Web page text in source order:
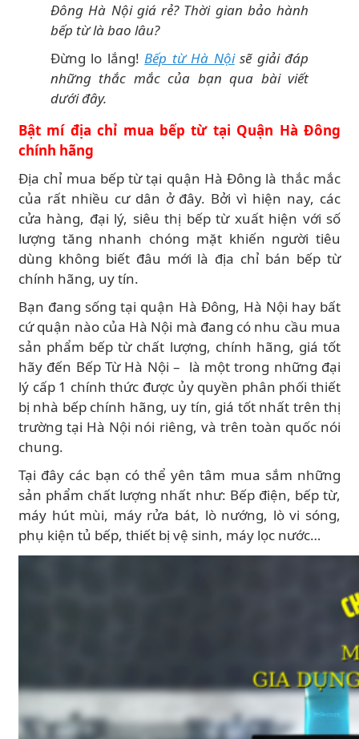
Đông Hà Nội giá rẻ? Thời gian bảo hành
bếp từ là bao lâu?
Đừng lo lắng!Bếp từ Hà Nộisẽ giải đáp
những thắc mắc của bạn qua bài viết
dưới đây.
Bật mí địa chỉ mua bếp từ tại Quận Hà Đông
chính hãng
Địa chỉ mua bếp từ tại quận Hà Đông là thắc mắc
của rất nhiều cư dân ở đây. Bởi vì hiện nay, các
cửa hàng, đại lý, siêu thị bếp từ xuất hiện với số
lượng tăng nhanh chóng mặt khiến người tiêu
dùng không biết đâu mới là địa chỉ bán bếp từ
chính hãng, uy tín.
Bạn đang sống tại quận Hà Đông, Hà Nội hay bất
cứ quận nào của Hà Nội mà đang có nhu cầu mua
sản phẩm bếp từ chất lượng, chính hãng, giá tốt
hãy đến Bếp Từ Hà Nội – là một trong những đại
lý cấp 1 chính thức được ủy quyền phân phối thiết
bị nhà bếp chính hãng, uy tín, giá tốt nhất trên thị
trường tại Hà Nội nói riêng, và trên toàn quốc nói
chung.
Tại đây các bạn có thể yên tâm mua sắm những
sản phẩm chất lượng nhất như: Bếp điện, bếp từ,
máy hút mùi, máy rửa bát, lò nướng, lò vi sóng,
phụ kiện tủ bếp, thiết bị vệ sinh, máy lọc nước…